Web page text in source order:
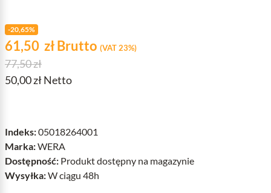
-20,65%
Cena
zł
61,50 złBrutto (VAT 23%)
Cena podstawowa
77,50 zł
50,00 zł Netto
Indeks:05018264001
Marka:WERA
Dostępność: Produkt dostępny na magazynie
Wysyłka:W ciągu 48h